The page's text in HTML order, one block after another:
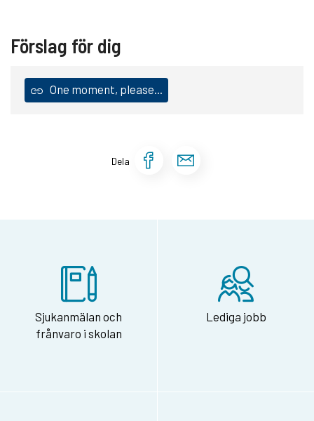
Förslag för dig
One moment, please...
Dela Dela sidan på
Sjukanmälan och
frånvaro i skolan
Lediga jobb